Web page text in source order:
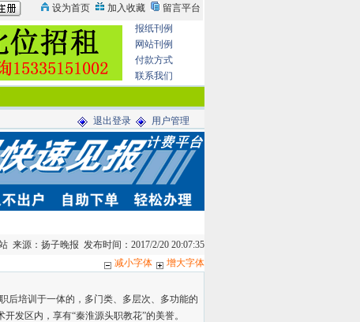
报纸刊例
网站刊例
付款方式
联系我们
退出登录 用户管理
来源：扬子晚报 发布时间：2017/2/20 20:07:35
减小字体
增大字体
后培训于一体的，多门类、多层次、多功能的
发区内，享有“秦淮源头职教花”的美誉。